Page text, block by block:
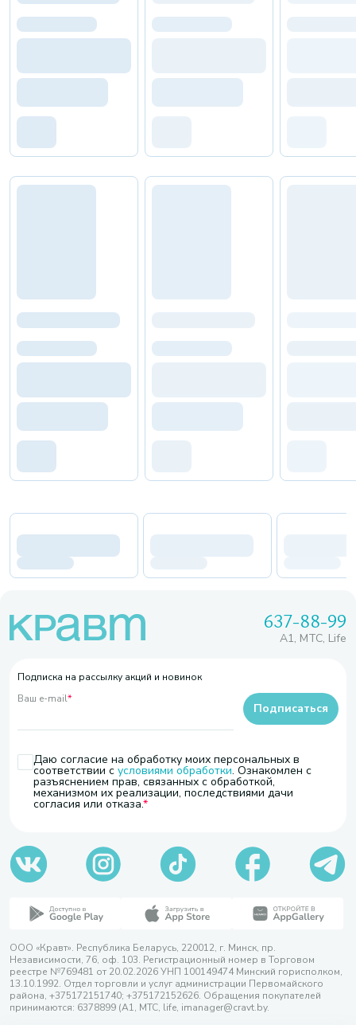
637-88-99
A1, МТС, Life
Подписка на рассылку акций и новинок
Ваш e-mail*
Даю согласие на обработку моих персональных в
соответствии с условиями обработки. Ознакомлен с
разъяснением прав, связанных с обработкой,
механизмом их реализации, последствиями дачи
согласия или отказа.
Подписаться
ООО «Кравт». Республика Беларусь, 220012, г. Минск, пр.
Независимости, 76, оф. 103. Регистрационный номер в Торговом
реестре №769481 от 20.02.2026 УНП 100149474 Минский горисполком,
13.10.1992. Отдел торговли и услуг администрации Первомайского
района, +375172151740; +375172152626. Обращения покупателей
принимаются: 6378899 (А1, МТС, life, imanager@cravt.by.